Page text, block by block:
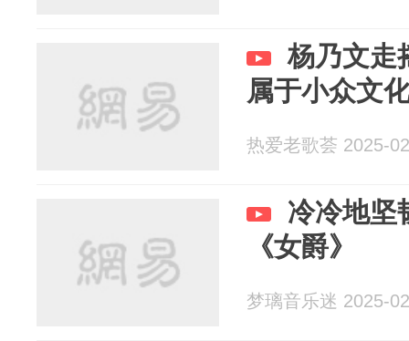
杨乃文走
属于小众文
热爱老歌荟 2025-
冷冷地坚
《女爵》
梦璃音乐迷 2025-